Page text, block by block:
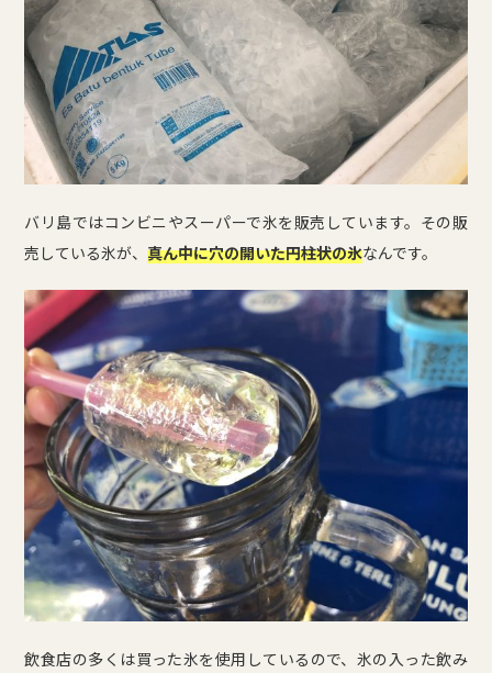
バリ島ではコンビニやスーパーで氷を販売しています。その販
売している氷が、真ん中に穴の開いた円柱状の氷なんです。
飲食店の多くは買った氷を使用しているので、氷の入った飲み